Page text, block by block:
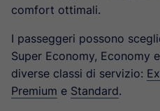
comfort ottimali.
I passeggeri possono
Super Economy, Economy
diverse classi di servizio:
Premium e Standard.